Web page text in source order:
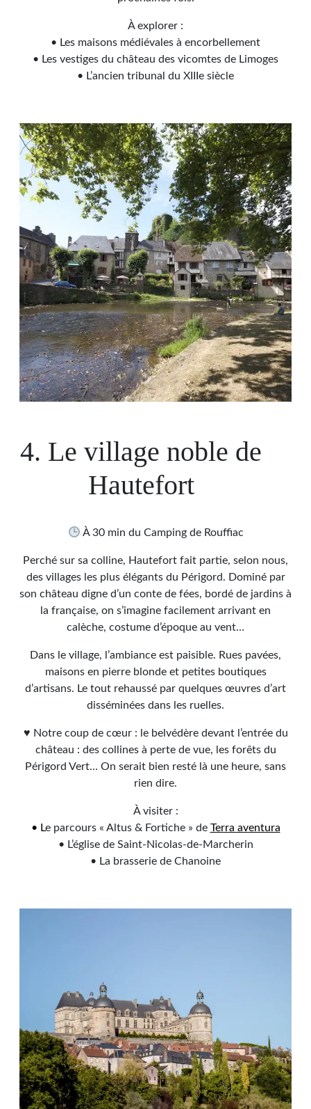
À explorer :
• Les maisons médiévales à encorbellement
• Les vestiges du château des vicomtes de Limoges
• L’ancien tribunal du XIIIe siècle
4. Le village noble de
Hautefort
À 30 min du Camping de Rouffiac
Perché sur sa colline, Hautefort fait partie, selon nous,
des villages les plus élégants du Périgord. Dominé par
son château digne d’un conte de fées, bordé de jardins à
la française, on s’imagine facilement arrivant en
calèche, costume d’époque au vent…
Dans le village, l’ambiance est paisible. Rues pavées,
maisons en pierre blonde et petites boutiques
d’artisans. Le tout rehaussé par quelques œuvres d’art
disséminées dans les ruelles.
♥ Notre coup de cœur : le belvédère devant l’entrée du
château : des collines à perte de vue, les forêts du
Périgord Vert… On serait bien resté là une heure, sans
rien dire.
À visiter :
• Le parcours « Altus & Fortiche » de Terra aventura
• L’église de Saint-Nicolas-de-Marcherin
• La brasserie de Chanoine